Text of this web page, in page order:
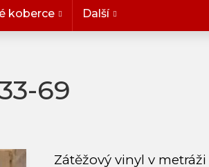
koberce Další
69
Zátěžový vinyl v metráži